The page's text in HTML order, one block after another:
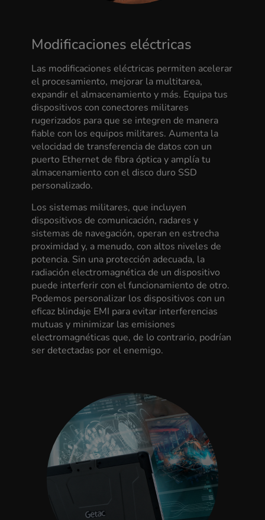
Modificaciones eléctricas
Las modificaciones eléctricas permiten acelerar
el procesamiento, mejorar la multitarea,
expandir el almacenamiento y más. Equipa tus
dispositivos con conectores militares
rugerizados para que se integren de manera
fiable con los equipos militares. Aumenta la
velocidad de transferencia de datos con un
puerto Ethernet de fibra óptica y amplía tu
almacenamiento con el disco duro SSD
personalizado.
Los sistemas militares, que incluyen
dispositivos de comunicación, radares y
sistemas de navegación, operan en estrecha
proximidad y, a menudo, con altos niveles de
potencia. Sin una protección adecuada, la
radiación electromagnética de un dispositivo
puede interferir con el funcionamiento de otro.
Podemos personalizar los dispositivos con un
eficaz blindaje EMI para evitar interferencias
mutuas y minimizar las emisiones
electromagnéticas que, de lo contrario, podrían
ser detectadas por el enemigo.